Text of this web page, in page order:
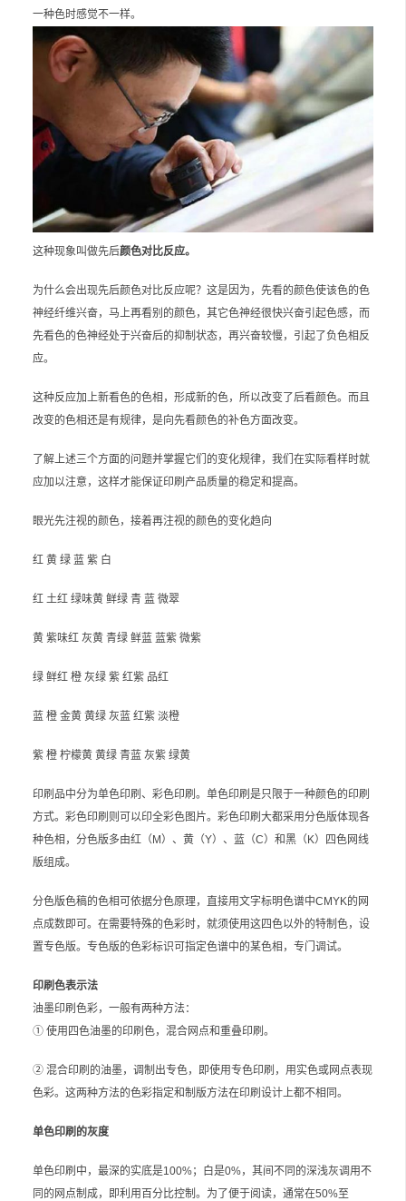
一种色时感觉不一样。
这种现象叫做先后颜色对比反应。
为什么会出现先后颜色对比反应呢？这是因为，先看的颜色使该色的色
神经纤维兴奋，马上再看别的颜色，其它色神经很快兴奋引起色感，而
先看色的色神经处于兴奋后的抑制状态，再兴奋较慢，引起了负色相反
应。
这种反应加上新看色的色相，形成新的色，所以改变了后看颜色。而且
改变的色相还是有规律，是向先看颜色的补色方面改变。
了解上述三个方面的问题并掌握它们的变化规律，我们在实际看样时就
应加以注意，这样才能保证印刷产品质量的稳定和提高。
眼光先注视的颜色，接着再注视的颜色的变化趋向
红 黄 绿 蓝 紫 白
红 土红 绿味黄 鲜绿 青 蓝 微翠
黄 紫味红 灰黄 青绿 鲜蓝 蓝紫 微紫
绿 鲜红 橙 灰绿 紫 红紫 品红
蓝 橙 金黄 黄绿 灰蓝 红紫 淡橙
紫 橙 柠檬黄 黄绿 青蓝 灰紫 绿黄
印刷品中分为单色印刷、彩色印刷。单色印刷是只限于一种颜色的印刷
方式。彩色印刷则可以印全彩色图片。彩色印刷大都采用分色版体现各
种色相，分色版多由红（M）、黄（Y）、蓝（C）和黑（K）四色网线
版组成。
分色版色稿的色相可依据分色原理，直接用文字标明色谱中CMYK的网
点成数即可。在需要特殊的色彩时，就须使用这四色以外的特制色，设
置专色版。专色版的色彩标识可指定色谱中的某色相，专门调试。
印刷色表示法
油墨印刷色彩，一般有两种方法：
① 使用四色油墨的印刷色，混合网点和重叠印刷。
② 混合印刷的油墨，调制出专色，即使用专色印刷，用实色或网点表现
色彩。这两种方法的色彩指定和制版方法在印刷设计上都不相同。
单色印刷的灰度
单色印刷中，最深的实底是100%；白是0%，其间不同的深浅灰调用不
同的网点制成，即利用百分比控制。为了便于阅读，通常在50%至